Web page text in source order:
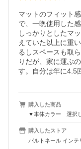
マットのフィット
で、一晩使用した
しっかりとしたマ
えていた以上に重
るしスペースも取
りだが、家に運ぶ
す。自分は年に4.5
購入した商品
▼本体カラー 選択
購入したストア
パルトネール インテ